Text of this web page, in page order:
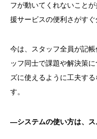
フが動いてくれないこと
援サービスの便利さがすぐ
今は、スタッフ全員が記
ッフ同士で課題や解決策
ズに使えるように工夫す
す。
―システムの使い方は、ス